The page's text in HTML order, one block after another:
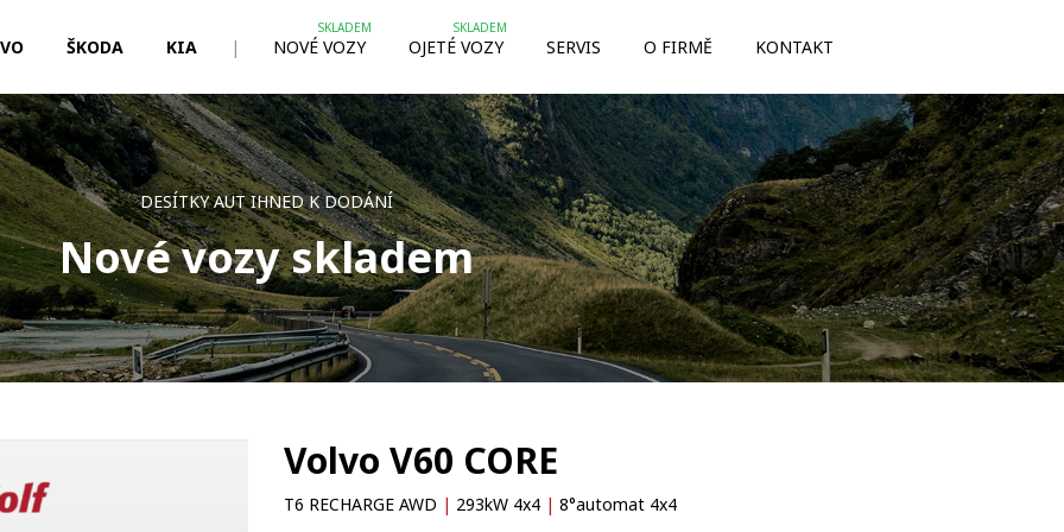
ŠKODA KIA | NOVÉ VOZY OJETÉ VOZY SERVIS O FIRMĚ KONTAKT
DESÍTKY AUT IHNED K DODÁNÍ
Nové vozy skladem
Volvo V60 CORE
T6 RECHARGE AWD | 293kW 4x4 | 8°automat 4x4